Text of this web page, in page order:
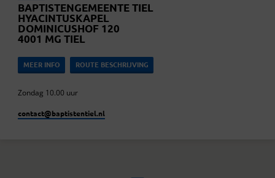
BAPTISTENGEMEENTE TIEL
HYACINTUSKAPEL
DOMINICUSHOF 120
4001 MG TIEL
MEER INFO ROUTE BESCHRIJVING
Zondag 10.00 uur
contact​@baptistentiel.nl